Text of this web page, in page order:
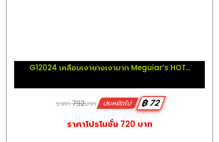
G12024 เคลือบเงายางเงามาก Meguiar’s HOT...
ราคา792บาท ประหยัดไป
฿ 72
ราคาโปรโมชั่น 720 บาท